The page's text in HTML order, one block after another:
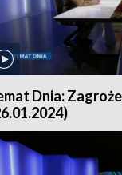
Dnia: